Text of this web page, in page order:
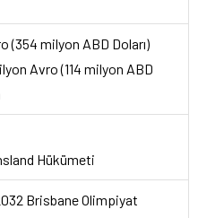
(354 milyon ABD Doları)
Avro (114 milyon ABD
Hükümeti
Brisbane Olimpiyat